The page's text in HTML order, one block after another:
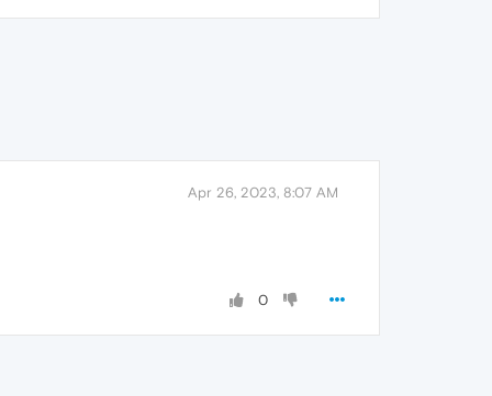
Apr 26, 2023, 8:07 AM
0